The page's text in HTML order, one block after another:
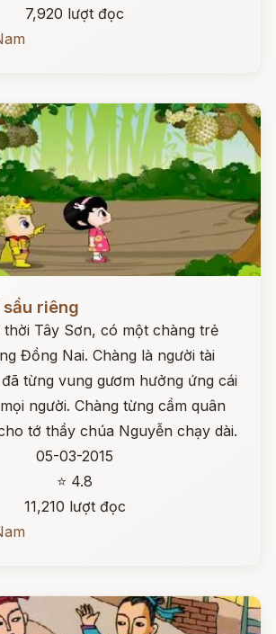
7,920 lượt đọc
riêng
thời Tây Sơn, có một chàng trẻ
Đồng Nai. Chàng là người tài
từng vung gươm hưởng ứng cái
người. Chàng từng cầm quân
tớ thầy chúa Nguyễn chạy dài.
05-03-2015
⭐ 4.8
11,210 lượt đọc